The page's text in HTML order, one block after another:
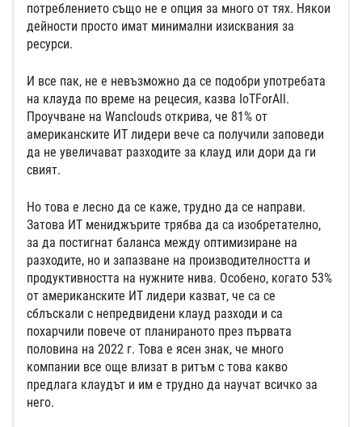
потреблението също не е опция за много от тях. Някои
дейности просто имат минимални изисквания за
ресурси.
И все пак, не е невъзможно да се подобри употребата
на клауда по време на рецесия, казва IoTForAll.
Проучване на Wanclouds открива, че 81% от
американските ИТ лидери вече са получили заповеди
да не увеличават разходите за клауд или дори да ги
свият.
Но това е лесно да се каже, трудно да се направи.
Затова ИТ мениджърите трябва да са изобретателно,
за да постигнат баланса между оптимизиране на
разходите, но и запазване на производителността и
продуктивността на нужните нива. Особено, когато 53%
от американските ИТ лидери казват, че са се
сблъскали с непредвидени клауд разходи и са
похарчили повече от планираното през първата
половина на 2022 г. Това е ясен знак, че много
компании все още влизат в ритъм с това какво
предлага клаудът и им е трудно да научат всичко за
него.